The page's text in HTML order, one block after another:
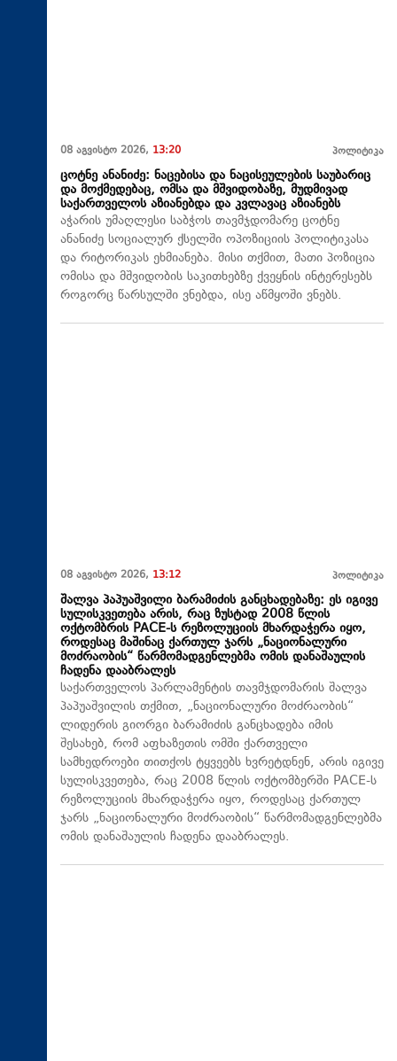
08 აგვისტო 2026, 13:20 პოლიტიკა
ცოტნე ანანიძე: ნაცებისა და ნაცისეულების საუბარიც
და მოქმედებაც, ომსა და მშვიდობაზე, მუდმივად
საქართველოს აზიანებდა და კვლავაც აზიანებს
აჭარის უმაღლესი საბჭოს თავმჯდომარე ცოტნე
ანანიძე სოციალურ ქსელში ოპოზიციის პოლიტიკასა
და რიტორიკას ეხმიანება. მისი თქმით, მათი პოზიცია
ომისა და მშვიდობის საკითხებზე ქვეყნის ინტერესებს
როგორც წარსულში ვნებდა, ისე აწმყოში ვნებს.
08 აგვისტო 2026, 13:12 პოლიტიკა
შალვა პაპუაშვილი ბარამიძის განცხადებაზე: ეს იგივე
სულისკვეთება არის, რაც ზუსტად 2008 წლის
ოქტომბრის PACE-ს რეზოლუციის მხარდაჭერა იყო,
როდესაც მაშინაც ქართულ ჯარს „ნაციონალური
მოძრაობის“ წარმომადგენლებმა ომის დანაშაულის
ჩადენა დააბრალეს
საქართველოს პარლამენტის თავმჯდომარის შალვა
პაპუაშვილის თქმით, „ნაციონალური მოძრაობის“
ლიდერის გიორგი ბარამიძის განცხადება იმის
შესახებ, რომ აფხაზეთის ომში ქართველი
სამხედროები თითქოს ტყვეებს ხვრეტდნენ, არის იგივე
სულისკვეთება, რაც 2008 წლის ოქტომბერში PACE-ს
რეზოლუციის მხარდაჭერა იყო, როდესაც ქართულ
ჯარს „ნაციონალური მოძრაობის“ წარმომადგენლებმა
ომის დანაშაულის ჩადენა დააბრალეს.